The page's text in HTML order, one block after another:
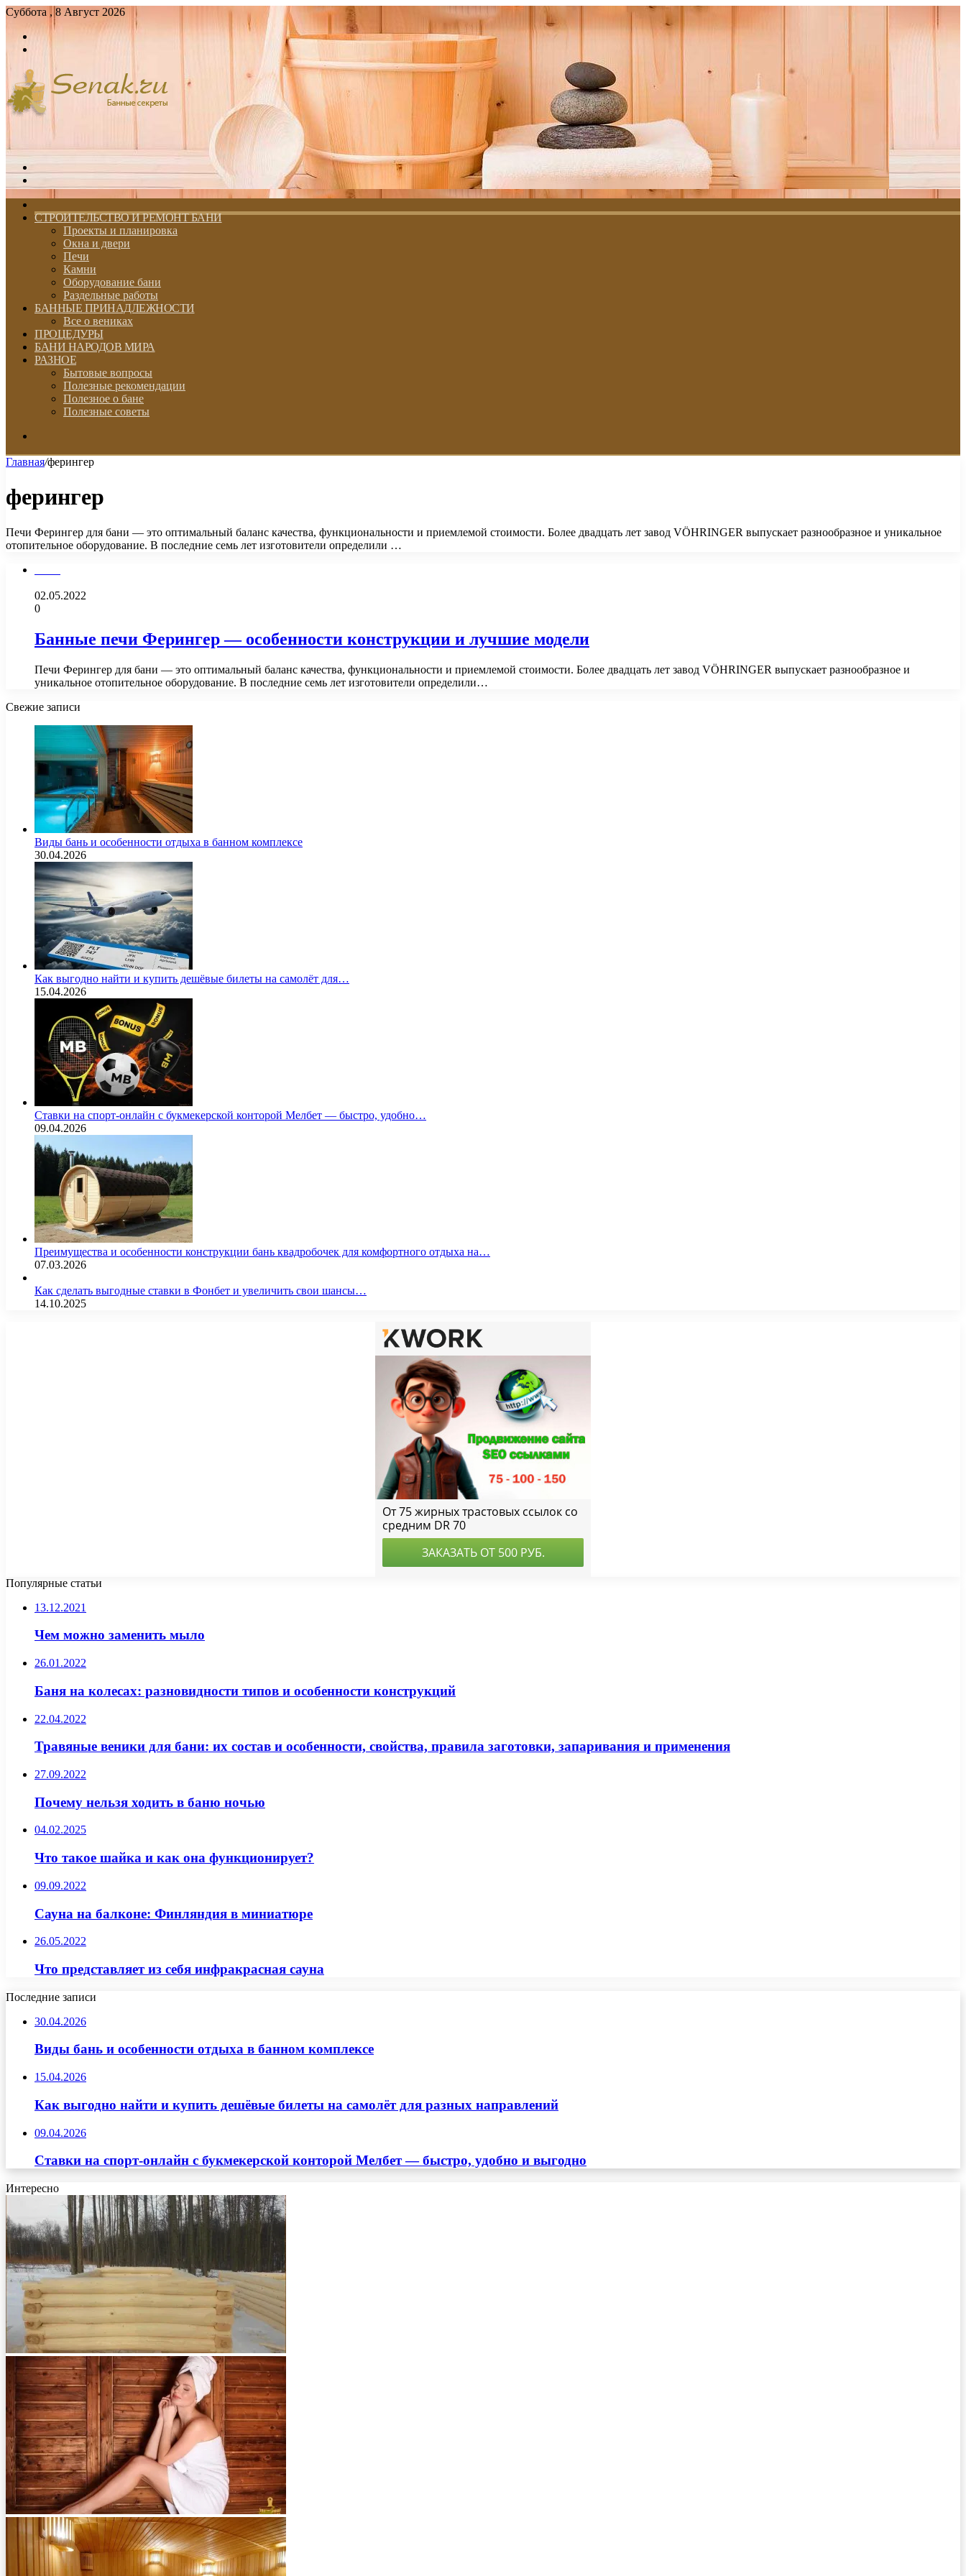
Суббота , 8 Август 2026
Войти
skin
СТРОИТЕЛЬСТВО И РЕМОНТ БАНИ
Проекты и планировка
Окна и двери
Печи
Камни
Оборудование бани
Раздельные работы
БАННЫЕ ПРИНАДЛЕЖНОСТИ
Все о вениках
ПРОЦЕДУРЫ
БАНИ НАРОДОВ МИРА
РАЗНОЕ
Бытовые вопросы
Полезные рекомендации
Полезное о бане
Полезные советы
Главная/ферингер
ферингер
Печи Ферингер для бани — это оптимальный баланс качества, функциональности и приемлемой стоимости. Более двадцать лет завод VÖHRINGER выпускает разнообразное и уникальное
отопительное оборудование. В последние семь лет изготовители определили …
02.05.2022
0
Банные печи Ферингер — особенности конструкции и лучшие модели
Печи Ферингер для бани — это оптимальный баланс качества, функциональности и приемлемой стоимости. Более двадцать лет завод VÖHRINGER выпускает разнообразное и
уникальное отопительное оборудование. В последние семь лет изготовители определили…
Свежие записи
Виды бань и особенности отдыха в банном комплексе
30.04.2026
Как выгодно найти и купить дешёвые билеты на самолёт для…
15.04.2026
Ставки на спорт-онлайн с букмекерской конторой Мелбет — быстро, удобно…
09.04.2026
Преимущества и особенности конструкции бань квадробочек для комфортного отдыха на…
07.03.2026
Как сделать выгодные ставки в Фонбет и увеличить свои шансы…
14.10.2025
Популярные статьи
13.12.2021
Чем можно заменить мыло
26.01.2022
Баня на колесах: разновидности типов и особенности конструкций
22.04.2022
Травяные веники для бани: их состав и особенности, свойства, правила заготовки, запаривания и применения
27.09.2022
Почему нельзя ходить в баню ночью
04.02.2025
Что такое шайка и как она функционирует?
09.09.2022
Сауна на балконе: Финляндия в миниатюре
26.05.2022
Что представляет из себя инфракрасная сауна
Последние записи
30.04.2026
Виды бань и особенности отдыха в банном комплексе
15.04.2026
Как выгодно найти и купить дешёвые билеты на самолёт для разных направлений
09.04.2026
Ставки на спорт-онлайн с букмекерской конторой Мелбет — быстро, удобно и выгодно
Интересно